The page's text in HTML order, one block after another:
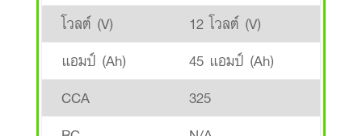
โวลต์ (V)
12 โวลต์ (V)
แอมป์ (Ah)
45 แอมป์ (Ah)
CCA
325